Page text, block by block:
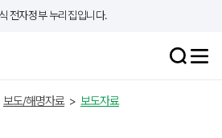
전자정부 누리집입니다.
보도/해명자료 > 보도자료